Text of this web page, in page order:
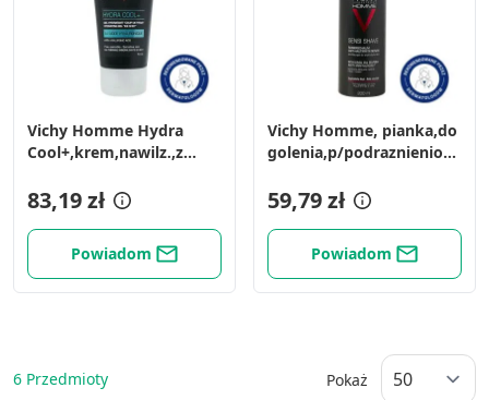
Vichy Homme Hydra
Cool+,krem,nawilz.,z
83,19 zł
Powiadom
Vichy Homme, pianka,do
golenia,p/podraznieniom,
59,79 zł
Powiadom
6 Przedmioty Pokaż